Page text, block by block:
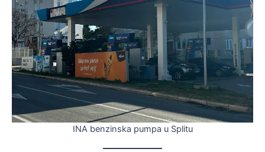
INA benzinska pumpa u Splitu